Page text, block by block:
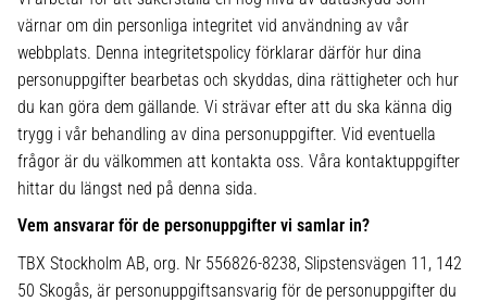
värnar om din personliga integritet vid användning av vår
webbplats. Denna integritetspolicy förklarar därför hur dina
personuppgifter bearbetas och skyddas, dina rättigheter och hur
du kan göra dem gällande. Vi strävar efter att du ska känna dig
trygg i vår behandling av dina personuppgifter. Vid eventuella
frågor är du välkommen att kontakta oss. Våra kontaktuppgifter
hittar du längst ned på denna sida.
Vem ansvarar för de personuppgifter vi samlar in?
TBX Stockholm AB, org. Nr 556826-8238, Slipstensvägen 11, 142
50 Skogås, är personuppgiftsansvarig för de personuppgifter du